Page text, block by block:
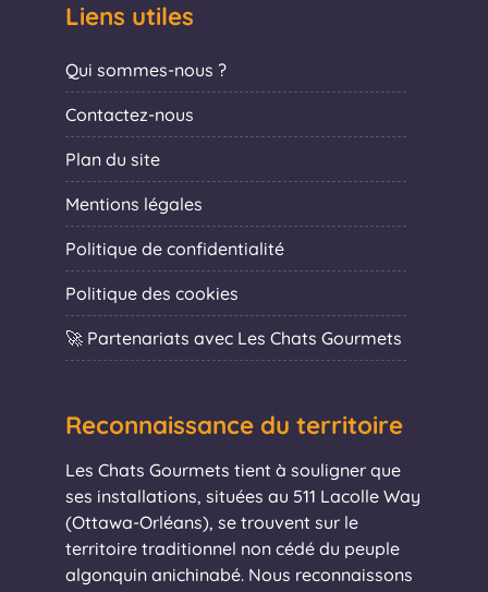
Liens utiles
Qui sommes-nous ?
Contactez-nous
Plan du site
Mentions légales
Politique de confidentialité
Politique des cookies
🚀 Partenariats avec Les Chats Gourmets
Reconnaissance du territoire
Les Chats Gourmets tient à souligner que
ses installations, situées au 511 Lacolle Way
(Ottawa-Orléans), se trouvent sur le
territoire traditionnel non cédé du peuple
algonquin anichinabé. Nous reconnaissons